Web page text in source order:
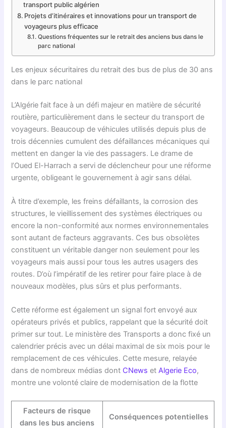
transport public algérien
Projets d’itinéraires et innovations pour un transport de
voyageurs plus efficace
Questions fréquentes sur le retrait des anciens bus dans le
parc national
Les enjeux sécuritaires du retrait des bus de plus de 30 ans
dans le parc national
L’Algérie fait face à un défi majeur en matière de sécurité
routière, particulièrement dans le secteur du transport de
voyageurs. Beaucoup de véhicules utilisés depuis plus de
trois décennies cumulent des défaillances mécaniques qui
mettent en danger la vie des passagers. Le drame de
l’Oued El-Harrach a servi de déclencheur pour une réforme
urgente, obligeant le gouvernement à agir sans délai.
À titre d’exemple, les freins défaillants, la corrosion des
structures, le vieillissement des systèmes électriques ou
encore la non-conformité aux normes environnementales
sont autant de facteurs aggravants. Ces bus obsolètes
constituent un véritable danger non seulement pour les
voyageurs mais aussi pour tous les autres usagers des
routes. D’où l’impératif de les retirer pour faire place à de
nouveaux modèles, plus sûrs et plus performants.
Cette réforme est également un signal fort envoyé aux
opérateurs privés et publics, rappelant que la sécurité doit
primer sur tout. Le ministère des Transports a donc fixé un
calendrier précis avec un délai maximal de six mois pour le
remplacement de ces véhicules. Cette mesure, relayée
dans de nombreux médias dont CNews etAlgerie Eco,
montre une volonté claire de modernisation de la flotte
Facteurs de risque
dans les bus anciens
Conséquences potentielles